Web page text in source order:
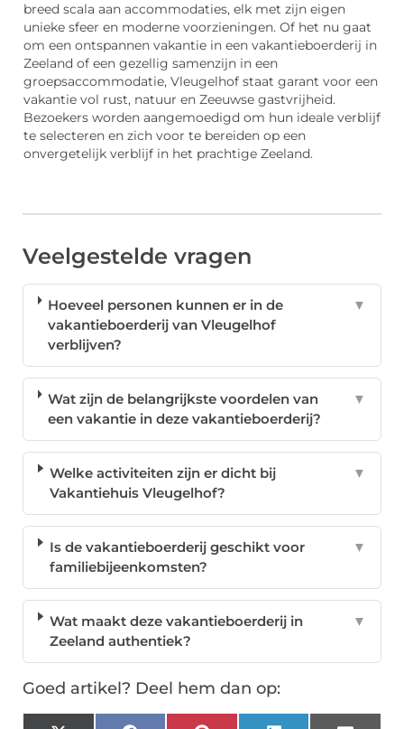
breed scala aan accommodaties, elk met zijn eigen
unieke sfeer en moderne voorzieningen. Of het nu gaat
om een ontspannen vakantie in een vakantieboerderij in
Zeeland of een gezellig samenzijn in een
groepsaccommodatie, Vleugelhof staat garant voor een
vakantie vol rust, natuur en Zeeuwse gastvrijheid.
Bezoekers worden aangemoedigd om hun ideale verblijf
te selecteren en zich voor te bereiden op een
onvergetelijk verblijf in het prachtige Zeeland.
Veelgestelde vragen
Hoeveel personen kunnen er in de
vakantieboerderij van Vleugelhof
verblijven?
▼
Wat zijn de belangrijkste voordelen van
een vakantie in deze vakantieboerderij?
▼
Welke activiteiten zijn er dicht bij
Vakantiehuis Vleugelhof?
▼
Is de vakantieboerderij geschikt voor
familiebijeenkomsten?
▼
Wat maakt deze vakantieboerderij in
Zeeland authentiek?
▼
Goed artikel? Deel hem dan op: